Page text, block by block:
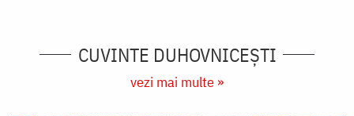
CUVINTE DUHOVNICEȘTI
vezi mai multe »